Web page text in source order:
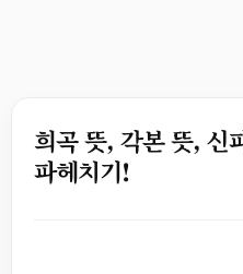
희곡 뜻, 각본 뜻, 신
파헤치기!